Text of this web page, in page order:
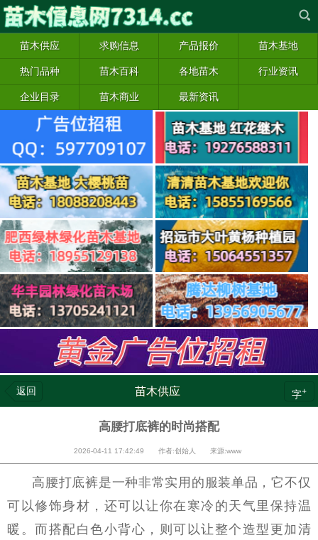
苗木供应 求购信息 产品报价 苗木基地
热门品种 苗木百科 各地苗木 行业资讯
企业目录 苗木商业 最新资讯
返回 苗木供应 字+
高腰打底裤的时尚搭配
2026-04-11 17:42:49 作者:创始人 来源:www
高腰打底裤是一种非常实用的服装单品，它不仅
可以修饰身材，还可以让你在寒冷的天气里保持温
暖。而搭配白色小背心，则可以让整个造型更加清